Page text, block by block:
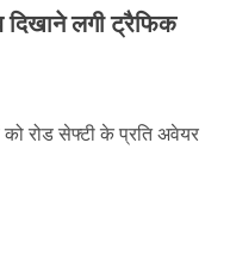
दिखाने लगी ट्रैफिक
रोड सेफ्टी के प्रति अवेयर